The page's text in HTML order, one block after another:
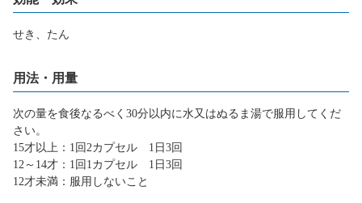
せき、たん
用法・用量
次の量を食後なるべく30分以内に水又はぬるま湯で服用してくだ
さい。
15才以上：1回2カプセル 1日3回
12～14才：1回1カプセル 1日3回
12才未満：服用しないこと